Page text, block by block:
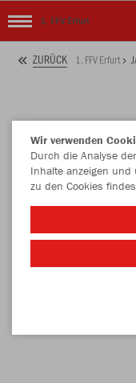
1. FFV Erfurt
ZURÜCK 1. FFV Erfurt
Wir verwenden
Durch die Analyse
Inhalte anzeigen und
zu den Cookies